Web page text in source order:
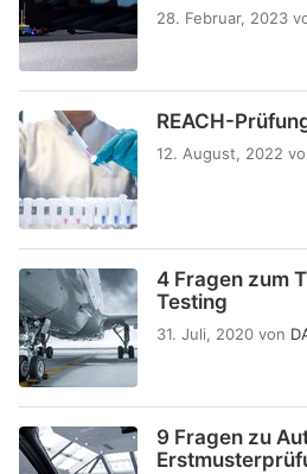
28. Februar, 2023
REACH-
12. August, 2022
4 Fragen zum
Testing
31. Juli, 2020 von
9 Fragen zu